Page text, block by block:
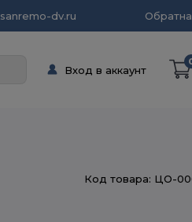
dv.ru
Вход в аккаунт
Код товара: ЦО-